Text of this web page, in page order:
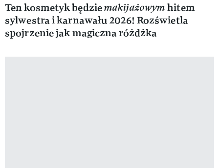
Ten kosmetyk będziemakijażowymhitem
sylwestra i karnawału 2026! Rozświetla
spojrzenie jak magiczna różdżka